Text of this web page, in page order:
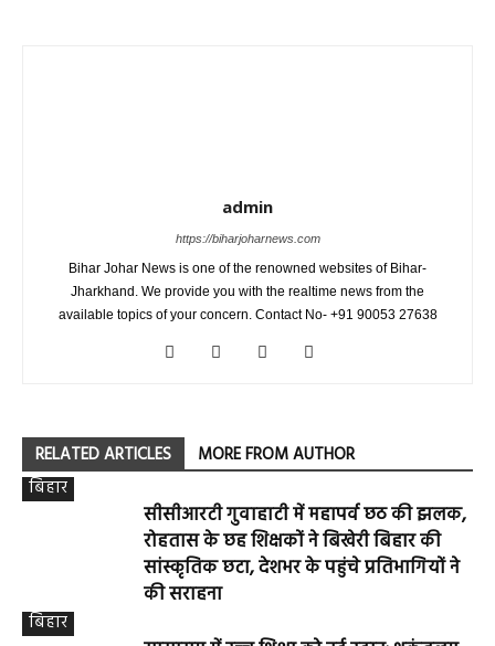
admin
https://biharjoharnews.com
Bihar Johar News is one of the renowned websites of Bihar-
Jharkhand. We provide you with the realtime news from the
available topics of your concern. Contact No- +91 90053 27638
RELATED ARTICLES
MORE FROM AUTHOR
बिहार
सीसीआरटी गुवाहाटी में महापर्व छठ की झलक,
रोहतास के छह शिक्षकों ने बिखेरी बिहार की
सांस्कृतिक छटा, देशभर के पहुंचे प्रतिभागियों ने
की सराहना
बिहार